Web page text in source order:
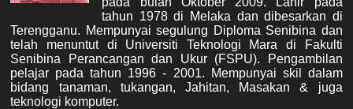
tahun 1978 di Melaka dan dibesarkan di
Terengganu. Mempunyai segulung Diploma Senibina dan
telah menuntut di Universiti Teknologi Mara di Fakulti
Senibina Perancangan dan Ukur (FSPU). Pengambilan
pelajar pada tahun 1996 - 2001. Mempunyai skil dalam
bidang tanaman, tukangan, Jahitan, Masakan & juga
teknologi komputer.